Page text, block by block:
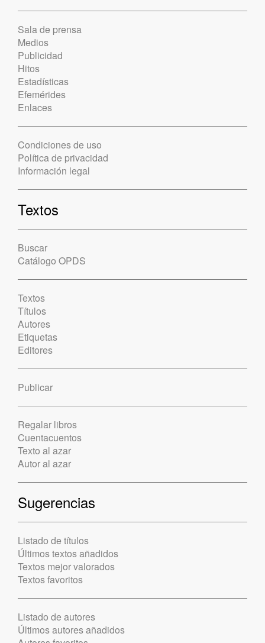
Sala de prensa
Medios
Publicidad
Hitos
Estadísticas
Efemérides
Enlaces
Condiciones de uso
Política de privacidad
Información legal
Textos
Buscar
Catálogo OPDS
Textos
Títulos
Autores
Etiquetas
Editores
Publicar
Regalar libros
Cuentacuentos
Texto al azar
Autor al azar
Sugerencias
Listado de títulos
Últimos textos añadidos
Textos mejor valorados
Textos favoritos
Listado de autores
Últimos autores añadidos